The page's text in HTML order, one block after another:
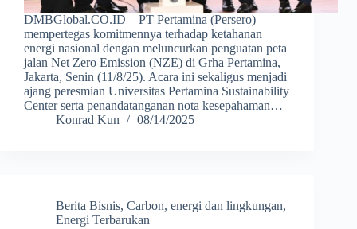
DMBGlobal.CO.ID – PT Pertamina (Persero)
mempertegas komitmennya terhadap ketahanan
energi nasional dengan meluncurkan penguatan peta
jalan Net Zero Emission (NZE) di Grha Pertamina,
Jakarta, Senin (11/8/25). Acara ini sekaligus menjadi
ajang peresmian Universitas Pertamina Sustainability
Center serta penandatanganan nota kesepahaman…
Konrad Kun
08/14/2025
Berita Bisnis, Carbon, energi dan lingkungan,
Energi Terbarukan